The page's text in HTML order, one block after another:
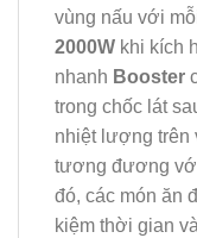
vùng nấu với
2000W khi kích
nhanh Booster
trong chốc lát
nhiệt lượng trên
tương đương
đó, các món ăn
kiệm thời gian